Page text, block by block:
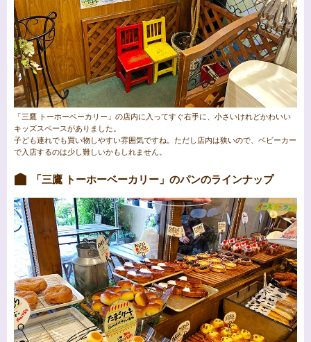
「三鷹 トーホーベーカリー」の店内に入ってすぐ右手に、小さいけれどかわいい
キッズスペースがありました。
子ども連れでも買い物しやすい雰囲気ですね。ただし店内は狭いので、ベビーカー
で入店するのは少し難しいかもしれません。
「三鷹 トーホーベーカリー」のパンのラインナップ